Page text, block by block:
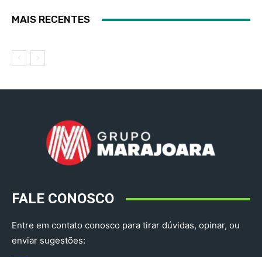
MAIS RECENTES
FALE CONOSCO
Entre em contato conosco para tirar dúvidas, opinar, ou
enviar sugestões: